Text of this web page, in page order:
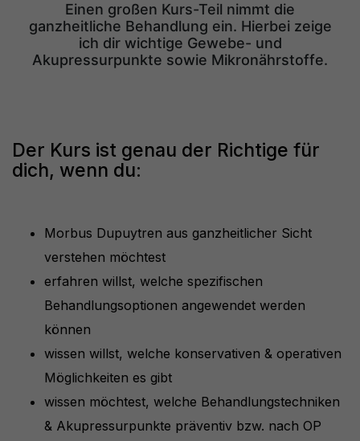
Einen großen Kurs-Teil nimmt die
ganzheitliche Behandlung ein. Hierbei zeige
ich dir wichtige Gewebe- und
Akupressurpunkte sowie Mikronährstoffe.
Der Kurs ist genau der Richtige für
dich, wenn du:
Morbus Dupuytren aus ganzheitlicher Sicht
verstehen möchtest
erfahren willst, welche spezifischen
Behandlungsoptionen angewendet werden
können
wissen willst, welche konservativen & operativen
Möglichkeiten es gibt
wissen möchtest, welche Behandlungstechniken
& Akupressurpunkte präventiv bzw. nach OP